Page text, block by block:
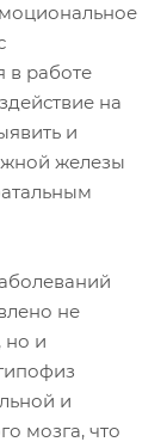
в работе
на
и
железы
не
но и
и
мозга, что